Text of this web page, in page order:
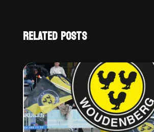
RELATED POSTS